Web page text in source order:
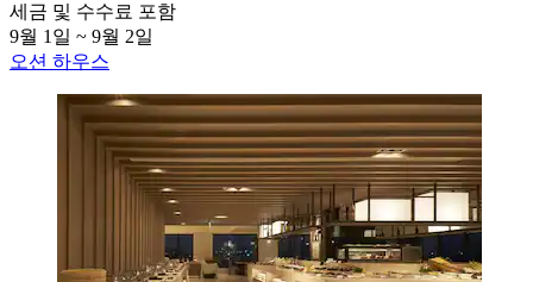
세금 및 수수료 포함
9월 1일 ~ 9월 2일
오션 하우스